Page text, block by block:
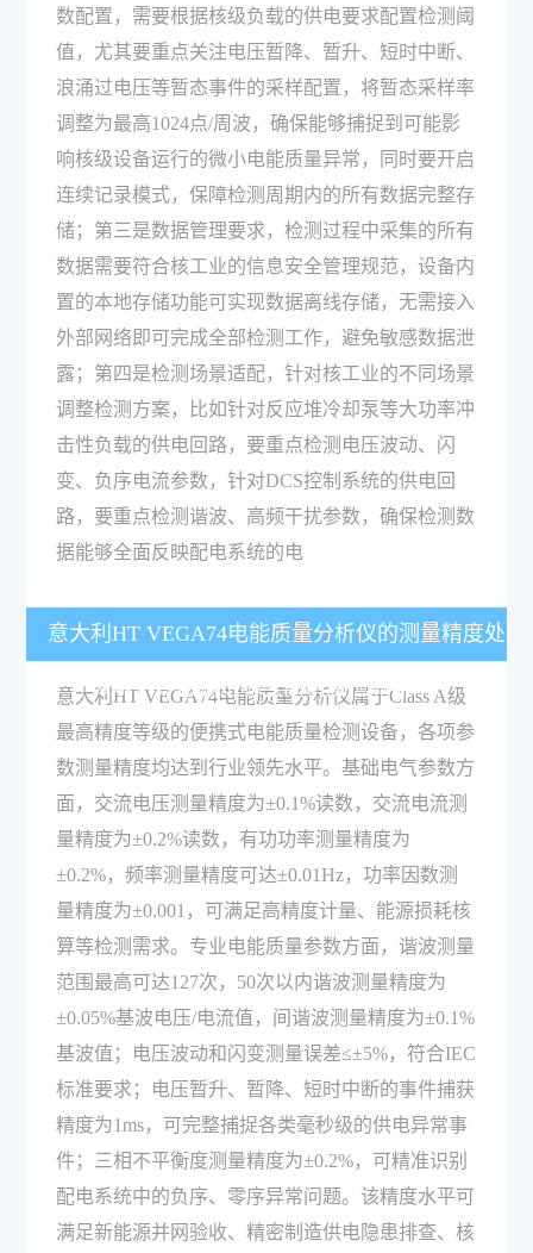
数配置，需要根据核级负载的供电要求配置检测阈
值，尤其要重点关注电压暂降、暂升、短时中断、
浪涌过电压等暂态事件的采样配置，将暂态采样率
调整为最高1024点/周波，确保能够捕捉到可能影
响核级设备运行的微小电能质量异常，同时要开启
连续记录模式，保障检测周期内的所有数据完整存
储；第三是数据管理要求，检测过程中采集的所有
数据需要符合核工业的信息安全管理规范，设备内
置的本地存储功能可实现数据离线存储，无需接入
外部网络即可完成全部检测工作，避免敏感数据泄
露；第四是检测场景适配，针对核工业的不同场景
调整检测方案，比如针对反应堆冷却泵等大功率冲
击性负载的供电回路，要重点检测电压波动、闪
变、负序电流参数，针对DCS控制系统的供电回
路，要重点检测谐波、高频干扰参数，确保检测数
据能够全面反映配电系统的电
意大利HT VEGA74电能质量分析仪的测量精度处
于什么水平，可满足哪些高精度检测需求？
意大利HT VEGA74电能质量分析仪属于Class A级
最高精度等级的便携式电能质量检测设备，各项参
数测量精度均达到行业领先水平。基础电气参数方
面，交流电压测量精度为±0.1%读数，交流电流测
量精度为±0.2%读数，有功功率测量精度为
±0.2%，频率测量精度可达±0.01Hz，功率因数测
量精度为±0.001，可满足高精度计量、能源损耗核
算等检测需求。专业电能质量参数方面，谐波测量
范围最高可达127次，50次以内谐波测量精度为
±0.05%基波电压/电流值，间谐波测量精度为±0.1%
基波值；电压波动和闪变测量误差≤±5%，符合IEC
标准要求；电压暂升、暂降、短时中断的事件捕获
精度为1ms，可完整捕捉各类毫秒级的供电异常事
件；三相不平衡度测量精度为±0.2%，可精准识别
配电系统中的负序、零序异常问题。该精度水平可
满足新能源并网验收、精密制造供电隐患排查、核